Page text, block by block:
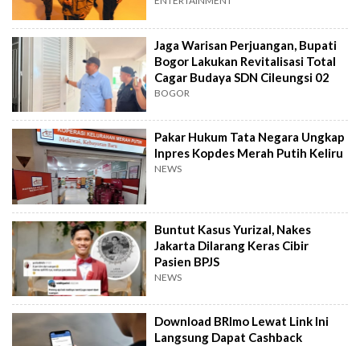
Jaga Warisan Perjuangan, Bupati
Bogor Lakukan Revitalisasi Total
Cagar Budaya SDN Cileungsi 02
BOGOR
Pakar Hukum Tata Negara Ungkap
Inpres Kopdes Merah Putih Keliru
NEWS
Buntut Kasus Yurizal, Nakes
Jakarta Dilarang Keras Cibir
Pasien BPJS
NEWS
Download BRImo Lewat Link Ini
Langsung Dapat Cashback